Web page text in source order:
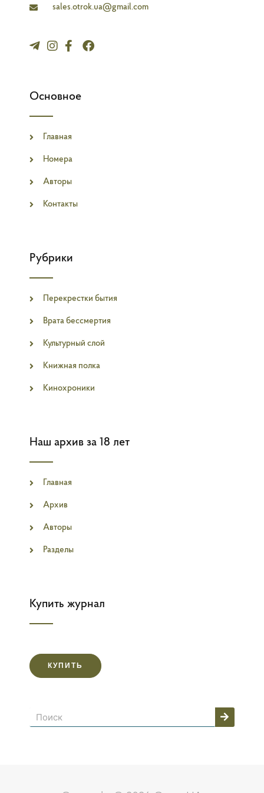
sales.otrok.ua@gmail.com
Основное
Главная
Номера
Авторы
Контакты
Рубрики
Перекрестки бытия
Врата бессмертия
Культурный слой
Книжная полка
Кинохроники
Наш архив за 18 лет
Главная
Архив
Авторы
Разделы
Купить журнал
КУПИТЬ